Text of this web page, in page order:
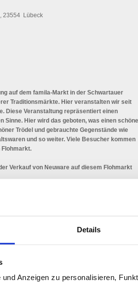
Details
Anzeigen zu personalisieren,
23554 Lübeck
auf dem famila-Markt in der Schwartauer
Traditionsmärkte. Hier veranstalten wir seit
Diese Veranstaltung repräsentiert einen
Sinne. Hier wird das geboten, was einen
Trödel und gebrauchte Gegenstände wie
und so weiter. Viele Besucher kommen
Flohmarkt.
Verkauf von Neuware auf diesem Flohmarkt
finden Sie dann den Famila-Markt
dem Bus erreichen Sie uns wie folgt: Sie nehmen
bis zum Flohmarkt.